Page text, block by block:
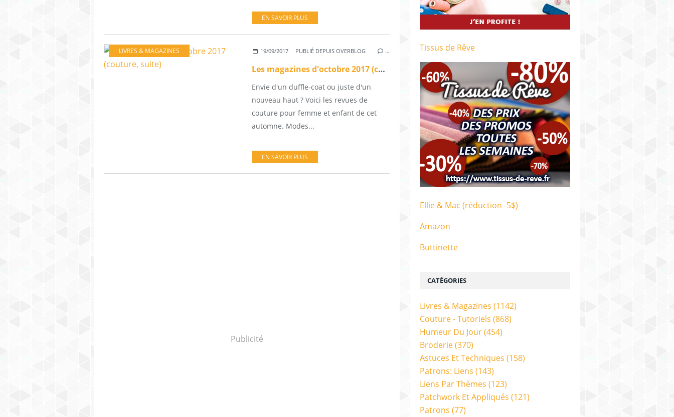
EN SAVOIR PLUS
LIVRES & MAGAZINES 19/09/2017 PUBLIÉ DEPUIS OVERBLOG …
Les magazines d'octobre 2017 (couture, suite)
Envie d'un duffle-coat ou juste d'un
nouveau haut ? Voici les revues de
couture pour femme et enfant de cet
automne. Modes...
EN SAVOIR PLUS
Publicité
CATÉGORIES
Livres & Magazines (1142)
Couture - Tutoriels (868)
Humeur Du Jour(454)
Broderie(370)
Astuces Et Techniques (158)
Patrons: Liens (143)
Liens Par Thèmes (123)
Patchwork Et Appliqués (121)
Patrons (77)
Tissus de Rêve
Ellie & Mac (réduction -5$)
Amazon
Buttinette